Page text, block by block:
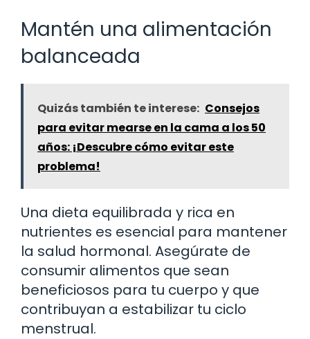
Mantén una alimentación
balanceada
Quizás también te interese: Consejos
para evitar mearse en la cama a los 50
años: ¡Descubre cómo evitar este
problema!
Una dieta equilibrada y rica en
nutrientes es esencial para mantener
la salud hormonal. Asegúrate de
consumir alimentos que sean
beneficiosos para tu cuerpo y que
contribuyan a estabilizar tu ciclo
menstrual.